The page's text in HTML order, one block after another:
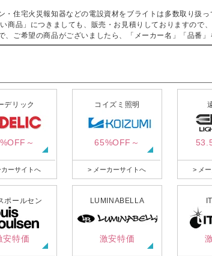
住宅火災報知器などの電設資材をブライトは多数取り扱っ
商品」につきましても、販売・お見積りしておりますの
、ご希望の商品がございましたら、「メーカー名」「品番
デリック
～
ーサイトへ
コイズミ照明
65%OFF～
> メーカーサイトへ > メ
ポールセン
安特価
LUMINABELLA
激安特価